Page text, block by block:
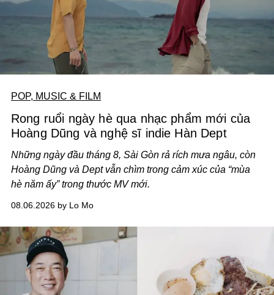
POP, MUSIC & FILM
Rong ruổi ngày hè qua nhạc phẩm mới của
Hoàng Dũng và nghệ sĩ indie Hàn Dept
Những ngày đầu tháng 8, Sài Gòn rả rích mưa ngâu, còn
Hoàng Dũng và Dept vẫn chìm trong cảm xúc của “mùa
hè năm ấy” trong thước MV mới.
08.06.2026 by Lo Mo